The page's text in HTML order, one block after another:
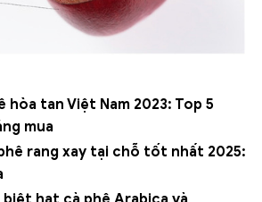
hòa tan Việt Nam 2023: Top 5
mua
rang xay tại chỗ tốt nhất 2025: